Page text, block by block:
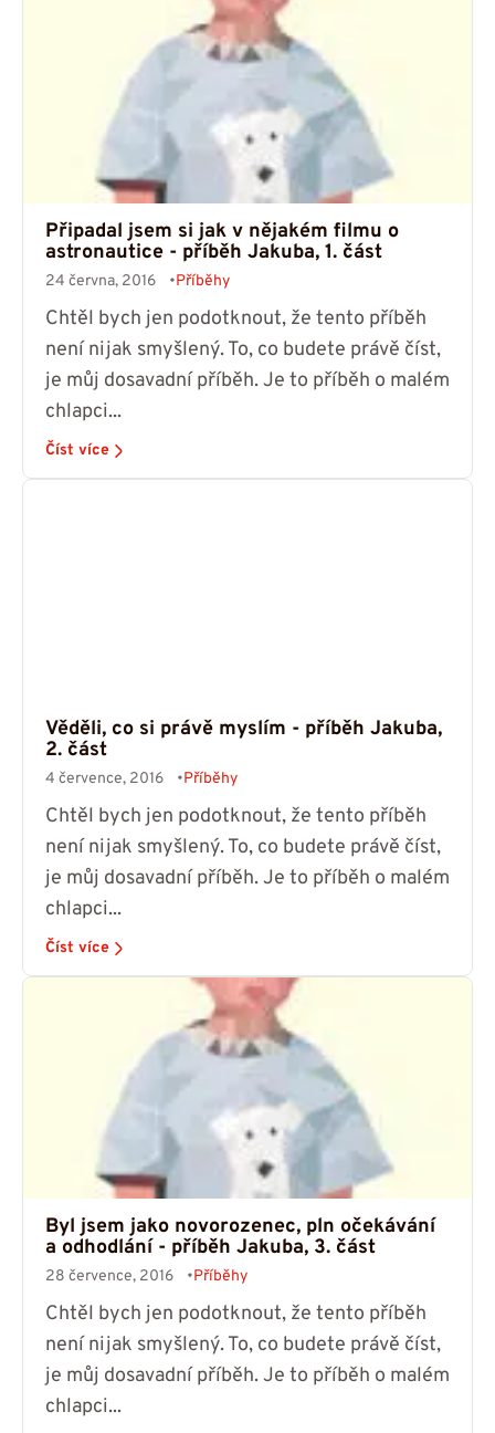
Připadal jsem si jak v nějakém filmu o
astronautice - příběh Jakuba, 1. část
24 června, 2016 Příběhy
Chtěl bych jen podotknout, že tento příběh
není nijak smyšlený. To, co budete právě číst,
je můj dosavadní příběh. Je to příběh o malém
chlapci...
Číst více
Věděli, co si právě myslím - příběh Jakuba,
2. část
4 července, 2016 Příběhy
Chtěl bych jen podotknout, že tento příběh
není nijak smyšlený. To, co budete právě číst,
je můj dosavadní příběh. Je to příběh o malém
chlapci...
Číst více
Byl jsem jako novorozenec, pln očekávání
a odhodlání - příběh Jakuba, 3. část
28 července, 2016 Příběhy
Chtěl bych jen podotknout, že tento příběh
není nijak smyšlený. To, co budete právě číst,
je můj dosavadní příběh. Je to příběh o malém
chlapci...